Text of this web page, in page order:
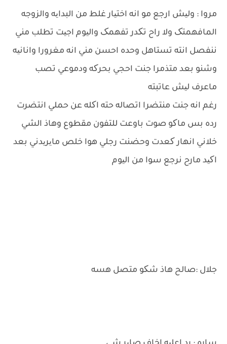
مروا : ولیش ارجع مو انه اختیار غلط من البدایه والزوجه
المافهمتک ولا راح تکدر تفهمک والیوم اجیت تطلب مني
ننفصل انته تستاهل وحده احسن مني انه مغرورا وانانیه
وشنو بعد متذمرا جنت احجي بحرکه ودموعي تصب
ماعرف لیش عاتبته
رغم انه جنت منتضرا اتصاله حته اکله عن حملي انتضرت
رده بس ماکو صوت باوعت للتفون مقطوع وهاذ الشي
خلاني انهار کعدت وحضنت رجلي هوا خلص مایریدني بعد
اکید مارح نرجع سوا من الیوم
جلال :صالح هاذ شکو متصل هسه